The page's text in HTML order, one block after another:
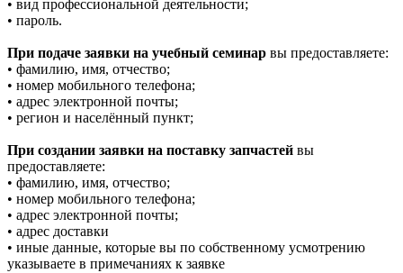
• вид профессиональной деятельности;
• пароль.
При подаче заявки на учебный семинар вы предоставляете:
• фамилию, имя, отчество;
• номер мобильного телефона;
• адрес электронной почты;
• регион и населённый пункт;
При создании заявки на поставку запчастей вы
предоставляете:
• фамилию, имя, отчество;
• номер мобильного телефона;
• адрес электронной почты;
• адрес доставки
• иные данные, которые вы по собственному усмотрению
указываете в примечаниях к заявке